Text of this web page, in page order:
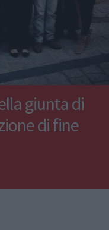
giunta di
di fine